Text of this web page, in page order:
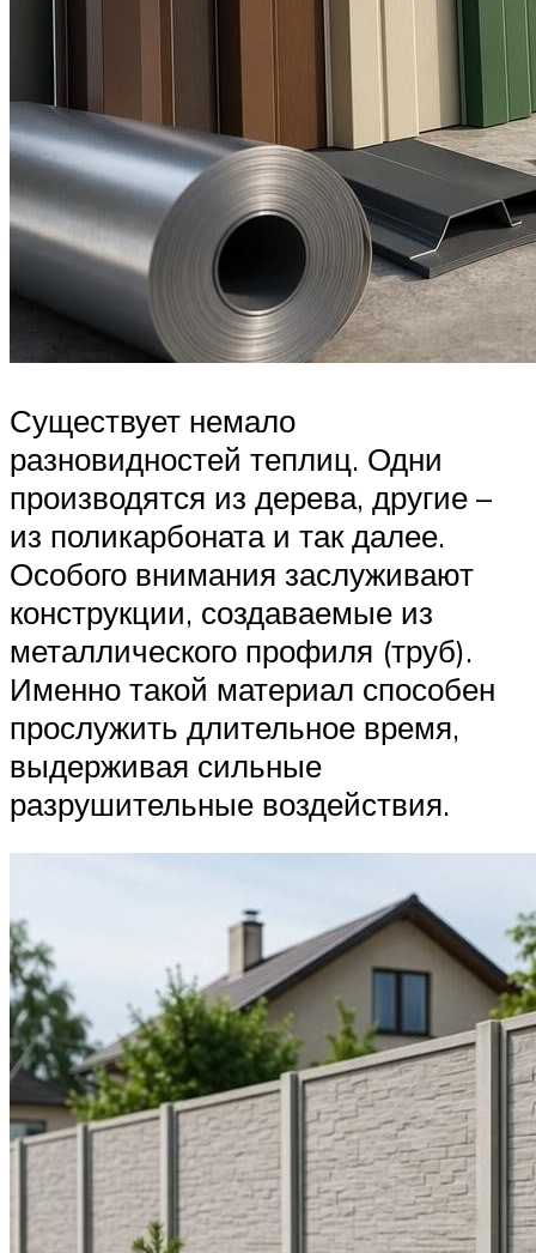
Существует немало
разновидностей теплиц. Одни
производятся из дерева, другие –
из поликарбоната и так далее.
Особого внимания заслуживают
конструкции, создаваемые из
металлического профиля (труб).
Именно такой материал способен
прослужить длительное время,
выдерживая сильные
разрушительные воздействия.